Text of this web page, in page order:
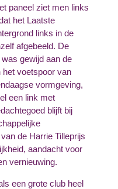
paneel ziet men links
het Laatste
links in de
afgebeeld. De
gewijd aan de
het voetspoor van
vormgeving,
een link met
blijft bij
de Harrie Tilleprijs
aandacht voor
vernieuwing.
een grote club heel